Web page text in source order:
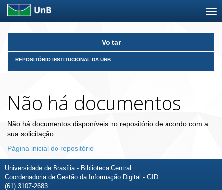
Skip
Voltar
REPOSITÓRIO INSTITUCIONAL DA UNB
Não há documentos
Não há documentos disponíveis no repositório de acordo com a
sua solicitação.
Página inicial do repositório
Universidade de Brasília - Biblioteca Central
Coordenadoria de Gestão da Informação Digital - GID
(61) 3107-2683